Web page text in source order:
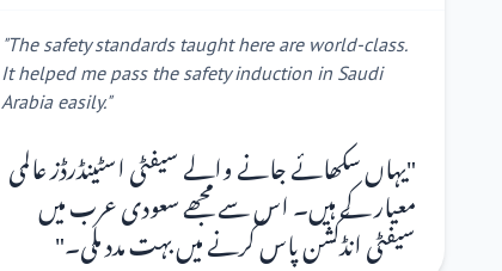
"The safety standards taught here are world-class.
It helped me pass the safety induction in Saudi
Arabia easily."
"یہاں سکھائے جانے والے سیفٹی اسٹینڈرڈز عالمی
معیار کے ہیں۔ اس سے مجھے سعودی عرب میں
سیفٹی انڈکشن پاس کرنے میں بہت مدد ملی۔"